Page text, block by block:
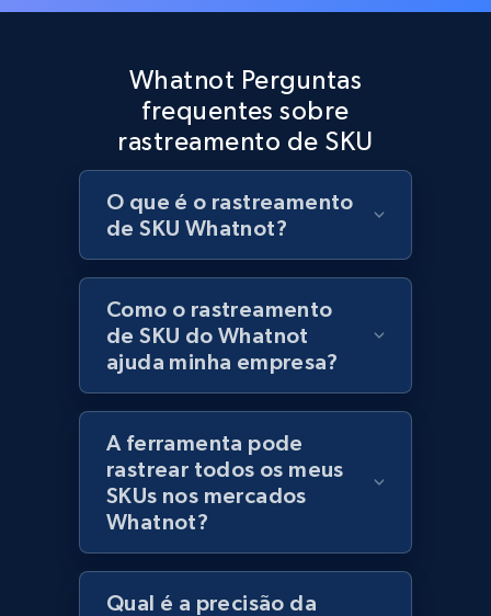
Best Buy products
Currency, Discount, Initial price, and more.
1.1K+ 149+ Comece agora
URL, Product id, Title, Images, Final price,
Currency, Discount, Initial price, and more.
1.1K+ 149+ Comece agora
Lowes.com
URL, Domain, Marketplace pn, Sku, Other pn,
Model number, Gtin ean pn, Product name, and
more.
Whatnot Perguntas
frequentes sobre
rastreamento de SKU
O que é o rastreamento
de SKU Whatnot?
Como o rastreamento
de SKU do Whatnot
ajuda minha empresa?
A ferramenta pode
rastrear todos os meus
SKUs nos mercados
Whatnot?
Qual é a precisão da